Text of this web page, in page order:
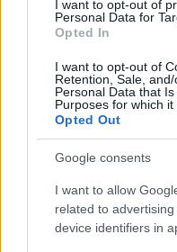
I want to opt-out of
Personal Data for
Opted In
I want to opt-out of
Retention, Sale,
Personal Data that
Purposes for which it
Opted Out
Google consents
I want to allow
related to
device identifiers in
I morgon fortsätter
på schemat och då
Kompletta guiden
Oberhof hittar du